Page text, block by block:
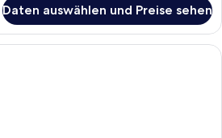
Daten auswählen und Preise sehen
Ein Hotelzimmer mit Bett, weißen